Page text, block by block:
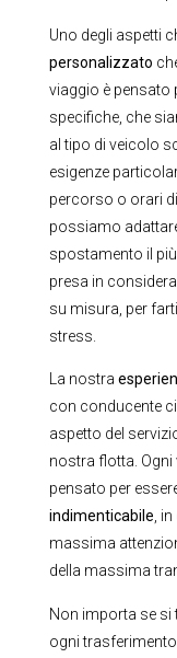
Uno degli aspetti
personalizzato
viaggio è pensato
specifiche, che
al tipo di veicolo
esigenze
percorso o orari
possiamo
spostamento il
presa in
su misura, per
stress.
La nostra
con conducente
aspetto del
nostra flotta.
pensato per
indimenticabile,
massima
della massima
Non importa se si
ogni